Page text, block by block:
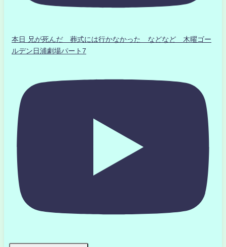
本日 兄が死んだ 葬式には行かなかった などなど 木曜ゴー
ルデン日浦劇場パート7